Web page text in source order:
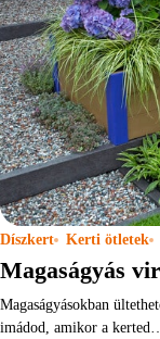
Díszkert Kerti ötletek
Magaságyás
Magaságyásokban
imádod, amikor a